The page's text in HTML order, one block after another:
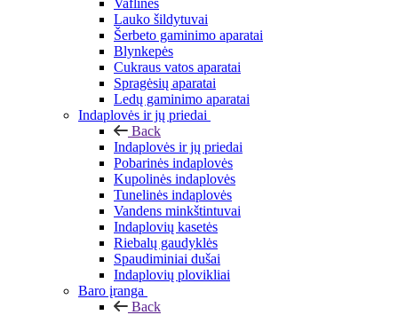
Vaflinės
Lauko šildytuvai
Šerbeto gaminimo aparatai
Blynkepės
Cukraus vatos aparatai
Spragėsių aparatai
Ledų gaminimo aparatai
Indaplovės ir jų priedai
Back
Indaplovės ir jų priedai
Pobarinės indaplovės
Kupolinės indaplovės
Tunelinės indaplovės
Vandens minkštintuvai
Indaplovių kasetės
Riebalų gaudyklės
Spaudiminiai dušai
Indaplovių plovikliai
Baro įranga
Back